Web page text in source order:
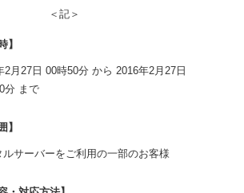
＜記＞
】
2月27日 00時50分 から 2016年2月27日
分 まで
】
ルサーバーをご利用の一部のお客様